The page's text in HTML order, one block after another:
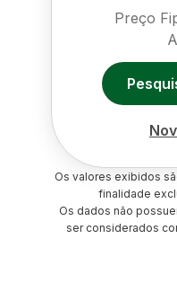
Preço
Os valores exibidos
finalidade
Os dados não
ser considerados